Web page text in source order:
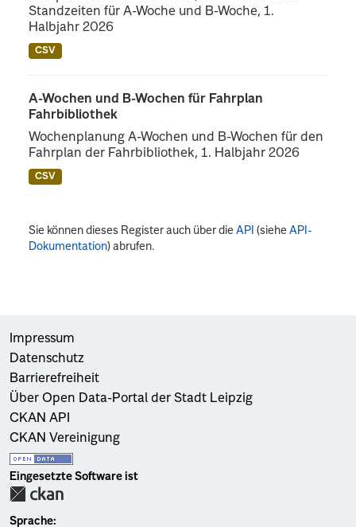
Standzeiten für A-Woche und B-Woche, 1.
Halbjahr 2026
CSV
A-Wochen und B-Wochen für Fahrplan
Fahrbibliothek
Wochenplanung A-Wochen und B-Wochen für den
Fahrplan der Fahrbibliothek, 1. Halbjahr 2026
CSV
Sie können dieses Register auch über dieAPI (sieheAPI-
Dokumentation) abrufen.
Impressum
Datenschutz
Barrierefreiheit
Über Open Data-Portal der Stadt Leipzig
CKAN API
CKAN Vereinigung
Eingesetzte Software ist
Sprache